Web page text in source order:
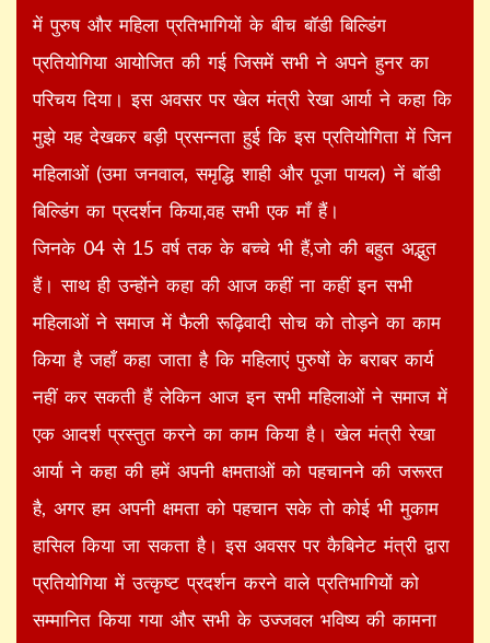
में पुरुष और महिला प्रतिभागियों के बीच बॉडी बिल्डिंग
प्रतियोगिया आयोजित की गई जिसमें सभी ने अपने हुनर का
परिचय दिया। इस अवसर पर खेल मंत्री रेखा आर्या ने कहा कि
मुझे यह देखकर बड़ी प्रसन्नता हुई कि इस प्रतियोगिता में जिन
महिलाओं (उमा जनवाल, समृद्धि शाही और पूजा पायल) नें बॉडी
बिल्डिंग का प्रदर्शन किया,वह सभी एक माँ हैं।
जिनके 04 से 15 वर्ष तक के बच्चे भी हैं,जो की बहुत अद्भुत
हैं। साथ ही उन्होंने कहा की आज कहीं ना कहीं इन सभी
महिलाओं ने समाज में फैली रूढ़िवादी सोच को तोड़ने का काम
किया है जहाँ कहा जाता है कि महिलाएं पुरुषों के बराबर कार्य
नहीं कर सकती हैं लेकिन आज इन सभी महिलाओं ने समाज में
एक आदर्श प्रस्तुत करने का काम किया है। खेल मंत्री रेखा
आर्या ने कहा की हमें अपनी क्षमताओं को पहचानने की जरूरत
है, अगर हम अपनी क्षमता को पहचान सके तो कोई भी मुकाम
हासिल किया जा सकता है। इस अवसर पर कैबिनेट मंत्री द्वारा
प्रतियोगिया में उत्कृष्ट प्रदर्शन करने वाले प्रतिभागियों को
सम्मानित किया गया और सभी के उज्जवल भविष्य की कामना